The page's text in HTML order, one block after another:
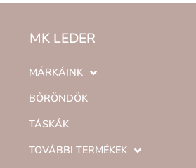
MK LEDER
MÁRKÁINK
BŐRÖNDÖK
TÁSKÁK
TOVÁBBI TERMÉKEK